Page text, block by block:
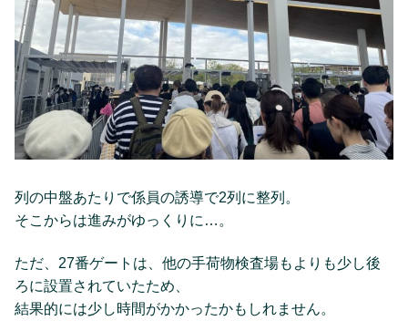
列の中盤あたりで係員の誘導で2列に整列。
そこからは進みがゆっくりに…。
ただ、27番ゲートは、他の手荷物検査場もよりも少し後
ろに設置されていたため、
結果的には少し時間がかかったかもしれません。